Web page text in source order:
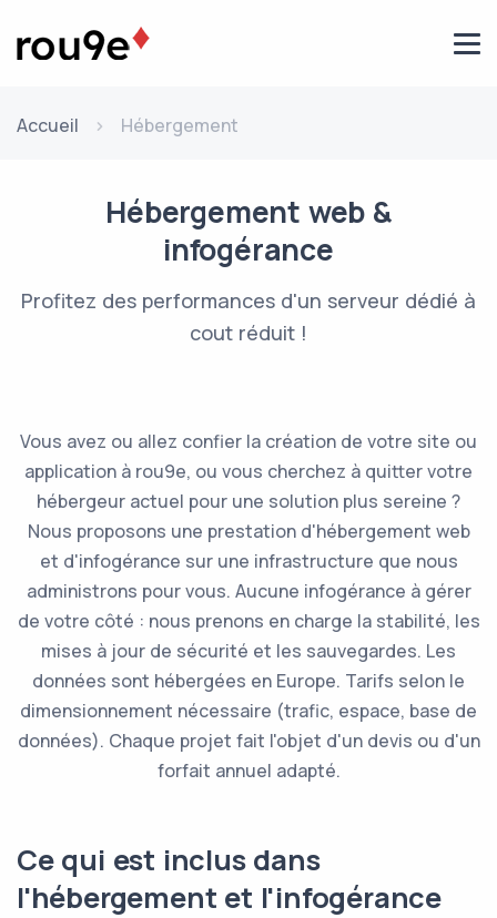
Accueil Hébergement
Hébergement web &
infogérance
Profitez des performances d'un serveur dédié à
cout réduit !
Vous avez ou allez confier la création de votre site ou
application à rou9e, ou vous cherchez à quitter votre
hébergeur actuel pour une solution plus sereine ?
Nous proposons une prestation d'hébergement web
et d'infogérance sur une infrastructure que nous
administrons pour vous. Aucune infogérance à gérer
de votre côté : nous prenons en charge la stabilité, les
mises à jour de sécurité et les sauvegardes. Les
données sont hébergées en Europe. Tarifs selon le
dimensionnement nécessaire (trafic, espace, base de
données). Chaque projet fait l'objet d'un devis ou d'un
forfait annuel adapté.
Ce qui est inclus dans
l'hébergement et l'infogérance